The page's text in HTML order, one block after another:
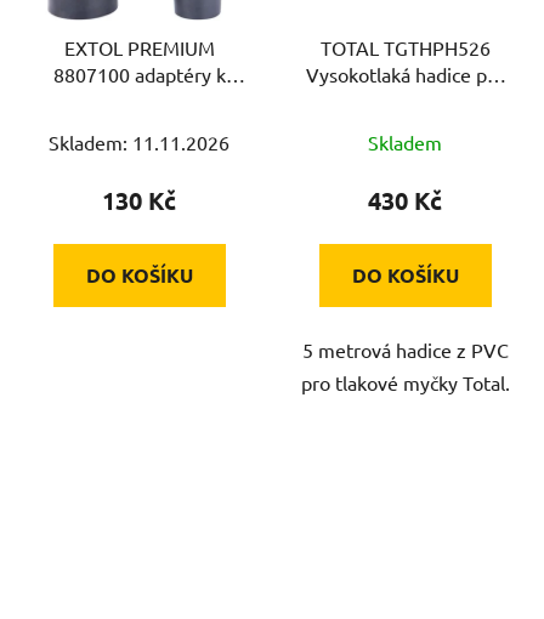
EXTOL PREMIUM
8807100 adaptéry k
Skladem: 11.11.2026
130 Kč
DO KOŠÍKU
TOTAL TGTHPH526
Vysokotlaká hadice pro
Skladem
430 Kč
DO KOŠÍKU
5 metrová hadice z PVC
pro tlakové myčky Total.